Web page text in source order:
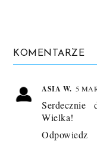
KOMENTARZE
ASIA W. 5
Serdecznie
Wielka!
Odpowiedz